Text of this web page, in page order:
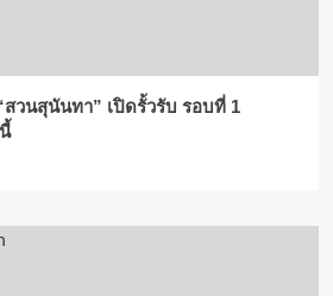
สวนสุนันทา” เปิดรั้วรับ รอบที่ 1